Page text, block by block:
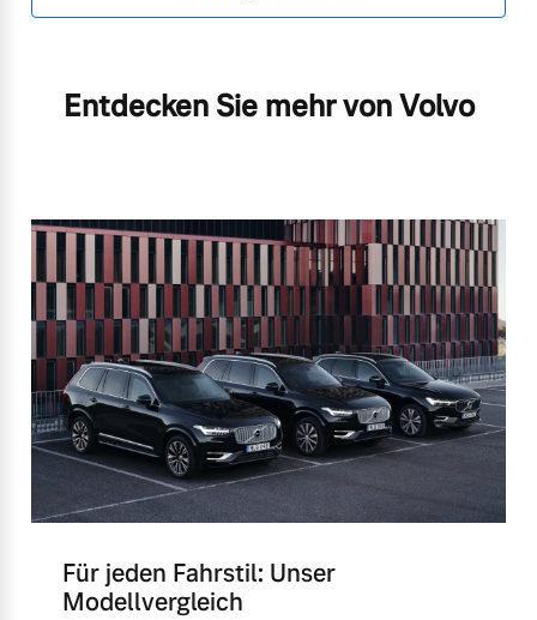
Entdecken Sie mehr von Volvo
Für jeden Fahrstil: Unser
Modellvergleich